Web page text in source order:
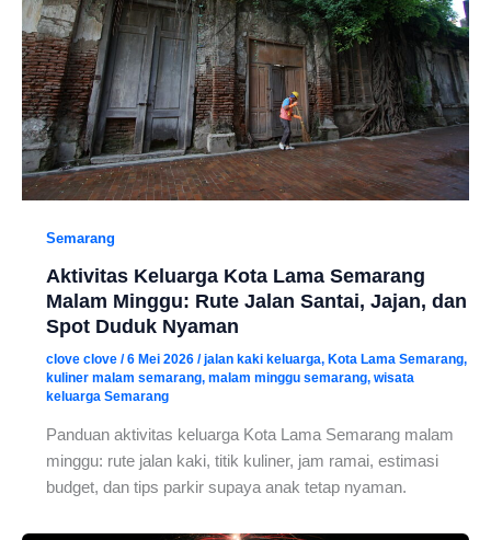
Semarang
Aktivitas Keluarga Kota Lama Semarang
Malam Minggu: Rute Jalan Santai, Jajan, dan
Spot Duduk Nyaman
clove clove /6 Mei 2026 /jalan kaki keluarga, Kota Lama Semarang,
kuliner malam semarang, malam minggu semarang, wisata
keluarga Semarang
Panduan aktivitas keluarga Kota Lama Semarang malam
minggu: rute jalan kaki, titik kuliner, jam ramai, estimasi
budget, dan tips parkir supaya anak tetap nyaman.